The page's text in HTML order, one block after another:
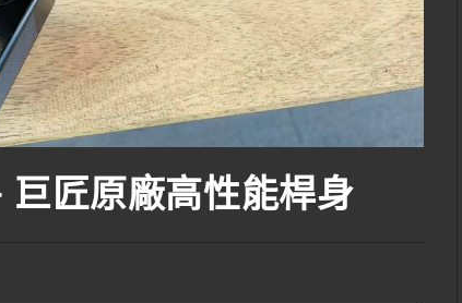
匠原廠高性能桿身